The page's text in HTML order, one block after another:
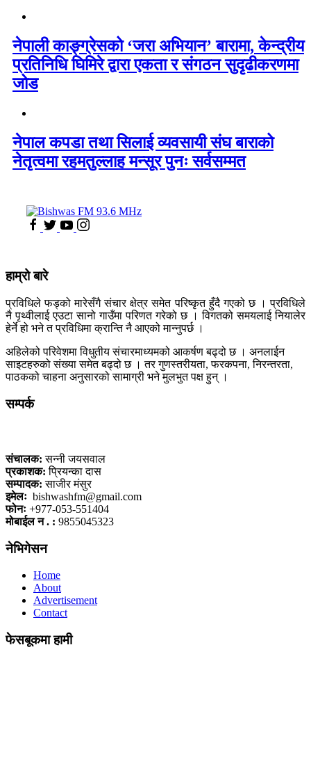
नेपाली काङ्ग्रेसको ‘जरा अभियान’ बारामा, केन्द्रीय
प्रतिनिधि घिमिरे द्वारा एकता र संगठन सुदृढीकरणमा
जोड
नेपाल कपडा तथा सिलाई व्यवसायी संघ बाराको
नेतृत्वमा रहमतुल्लाह मन्सूर पुनः सर्वसम्मत
हाम्रो बारे
प्रविधिले फड्को मारेसँगै संचार क्षेत्र समेत परिष्कृत हुँदै गएको छ । प्रविधिले
नै पृथ्वीलाई एउटा सानो गाउँमा परिणत गरेको छ । विगतको समयलाई नियालेर
हेर्ने हो भने त प्रविधिमा क्रान्ति नै आएको मान्नुपर्छ ।
अहिलेको परिवेशमा विधुतीय संचारमाध्यमको आकर्षण बढ्दो छ । अनलाईन
साइटहरुको संख्या समेत बढ्दो छ । तर गुणस्तरीयता, फरकपना, निरन्तरता,
पाठकको चाहना अनुसारको सामाग्री भने मुलभुत पक्ष हुन् ।
सम्पर्क
संचालक: सन्नी जयसवाल
प्रकाशक: प्रियन्का दास
सम्पादक: साजीर मंसुर
इमेलः bishwashfm@gmail.com
फोनः +977-053-551404
मोबाईल न . : 9855045323
नेभिगेसन
Home
About
Advertisement
Contact
फेसबूकमा हामी